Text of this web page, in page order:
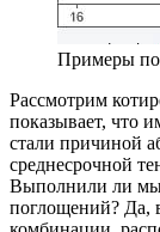
Примеры
Рассмотрим
показывает, что
стали причиной
среднесрочной
Выполнили ли мы
поглощений? Да,